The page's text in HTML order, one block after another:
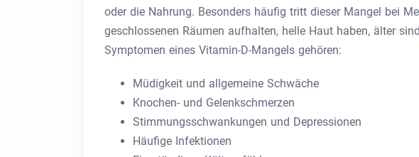
oder die Nahrung. Besonders häufig tritt dieser Mangel bei
geschlossenen Räumen aufhalten, helle Haut haben, älter
Symptomen eines Vitamin-D-Mangels gehören:
Müdigkeit und allgemeine Schwäche
Knochen- und Gelenkschmerzen
Stimmungsschwankungen und Depressionen
Häufige Infektionen